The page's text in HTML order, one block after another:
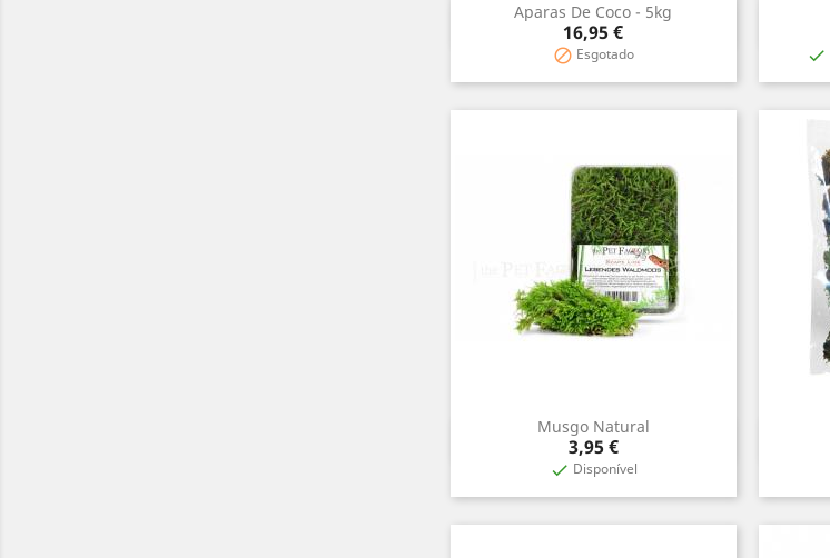
Aparas De Coco - 5kg
Preço
16,95 €
 Esgotado
Vista rápida

Musgo Natural
Preço
3,95 €
 Disponível
Vista rápida